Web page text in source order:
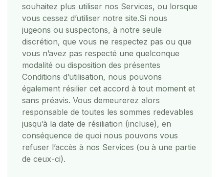
souhaitez plus utiliser nos Services, ou lorsque
vous cessez d’utiliser notre site.Si nous
jugeons ou suspectons, à notre seule
discrétion, que vous ne respectez pas ou que
vous n’avez pas respecté une quelconque
modalité ou disposition des présentes
Conditions d’utilisation, nous pouvons
également résilier cet accord à tout moment et
sans préavis. Vous demeurerez alors
responsable de toutes les sommes redevables
jusqu’à la date de résiliation (incluse), en
conséquence de quoi nous pouvons vous
refuser l’accès à nos Services (ou à une partie
de ceux-ci).